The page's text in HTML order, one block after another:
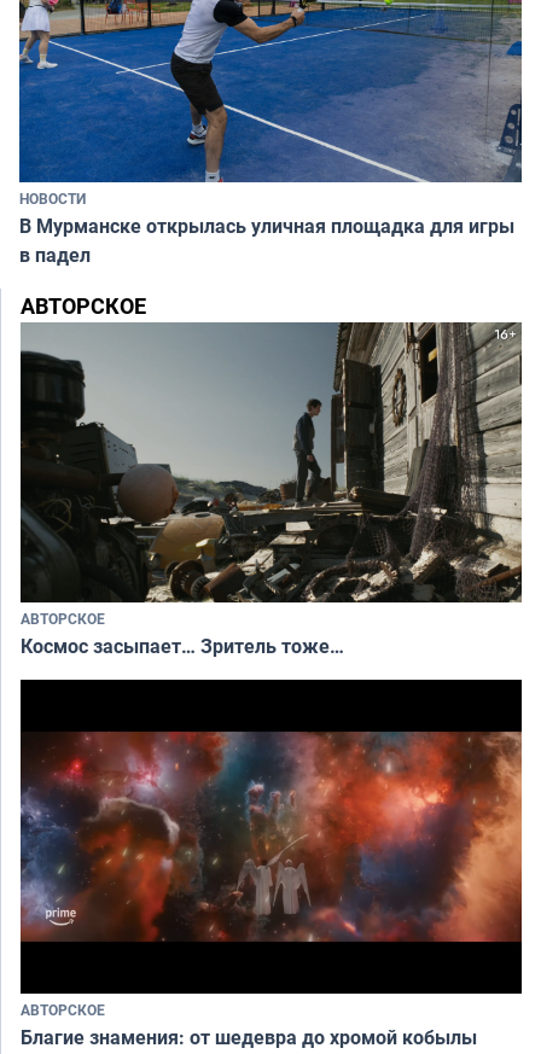
НОВОСТИ
В Мурманске открылась уличная площадка для игры
в падел
АВТОРСКОЕ
АВТОРСКОЕ
Космос засыпает… Зритель тоже…
АВТОРСКОЕ
Благие знамения: от шедевра до хромой кобылы